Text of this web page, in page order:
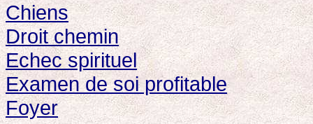
Chiens
Droit chemin
Echec spirituel
Examen de soi profitable
Foyer